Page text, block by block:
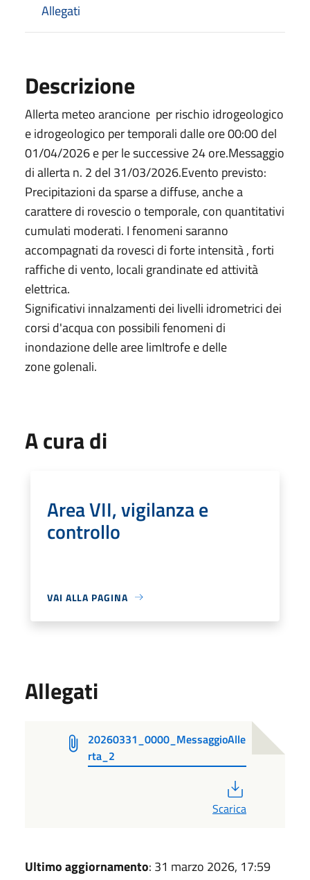
Allegati
Descrizione
Allerta meteo arancione per rischio idrogeologico
e idrogeologico per temporali dalle ore 00:00 del
01/04/2026 e per le successive 24 ore.Messaggio
di allerta n. 2 del 31/03/2026.Evento previsto:
Precipitazioni da sparse a diffuse, anche a
carattere di rovescio o temporale, con quantitativi
cumulati moderati. I fenomeni saranno
accompagnati da rovesci di forte intensità , forti
raffiche di vento, locali grandinate ed attività
elettrica.
Significativi innalzamenti dei livelli idrometrici dei
corsi d'acqua con possibili fenomeni di
inondazione delle aree limItrofe e delle
zone golenali.
A cura di
Area VII, vigilanza e
controllo
VAI ALLA PAGINA
Allegati
20260331_0000_MessaggioAlle
rta_2
Scarica
Ultimo aggiornamento: 31 marzo 2026, 17:59